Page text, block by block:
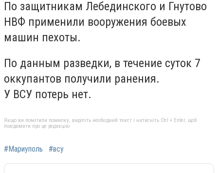
По защитникам Лебединского и Гнутово
НВФ применили вооружения боевых
машин пехоты.
По данным разведки, в течение суток 7
оккупантов получили ранения.
У ВСУ потерь нет.
Якщо ви помітили помилку, виділіть необхідний текст і натисніть Ctrl + Enter, щоб
повідомити про це редакцію
#Мариуполь #всу